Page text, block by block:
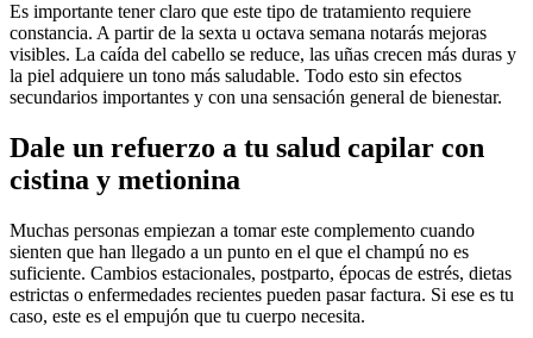
Es importante tener claro que este tipo de tratamiento requiere
constancia. A partir de la sexta u octava semana notarás mejoras
visibles. La caída del cabello se reduce, las uñas crecen más duras y
la piel adquiere un tono más saludable. Todo esto sin efectos
secundarios importantes y con una sensación general de bienestar.
Dale un refuerzo a tu salud capilar con
cistina y metionina
Muchas personas empiezan a tomar este complemento cuando
sienten que han llegado a un punto en el que el champú no es
suficiente. Cambios estacionales, postparto, épocas de estrés, dietas
estrictas o enfermedades recientes pueden pasar factura. Si ese es tu
caso, este es el empujón que tu cuerpo necesita.